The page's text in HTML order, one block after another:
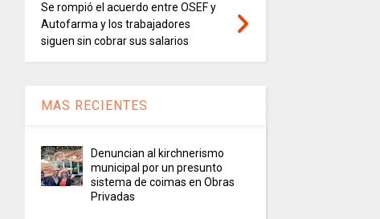
Se rompió el acuerdo entre OSEF y
Autofarma y los trabajadores
siguen sin cobrar sus salarios
MAS RECIENTES
Denuncian al kirchnerismo
municipal por un presunto
sistema de coimas en Obras
Privadas